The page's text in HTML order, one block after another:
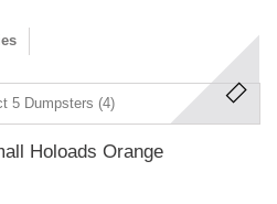
Holoads Orange